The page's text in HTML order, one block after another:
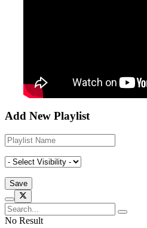
Add New Playlist
No Result